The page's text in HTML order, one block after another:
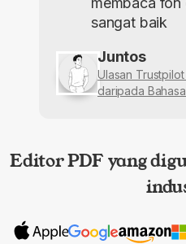
sangat baik
Juntos
Ulasan
daripada
Editor PDF yang